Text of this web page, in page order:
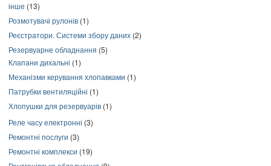
інше (13)
Розмотувачі рулонів (1)
Реєстратори. Системи збору даних (2)
Резервуарне обладнання (5)
Клапани дихальні (1)
Механізми керування хлопавками (1)
Патрубки вентиляційні (1)
Хлопушки для резервуарів (1)
Реле часу електронні (3)
Ремонтні послуги (3)
Ремонтні комплекси (19)